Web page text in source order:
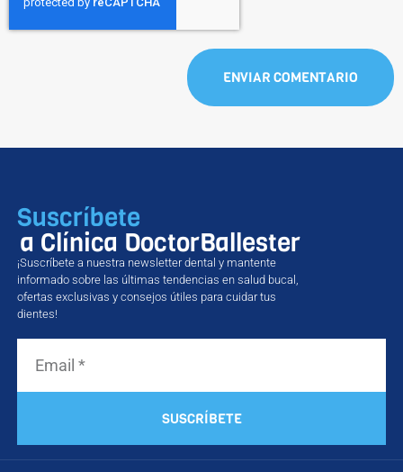
ENVIAR COMENTARIO
Suscríbete
a Clínica DoctorBallester
¡Suscríbete a nuestra newsletter dental y mantente
informado sobre las últimas tendencias en salud bucal,
ofertas exclusivas y consejos útiles para cuidar tus
dientes!
SUSCRÍBETE